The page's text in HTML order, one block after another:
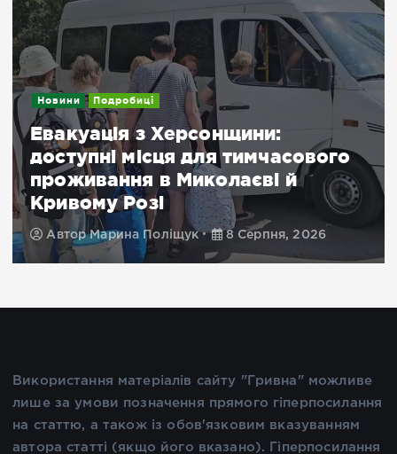
Новини Подробиці
Евакуація з Херсонщини:
доступні місця для тимчасового
проживання в Миколаєві й
Кривому Розі
АвторМарина Поліщук 8 Серпня, 2026
Використання матеріалів сайту "Гривна" можливе
лише за умови позначення прямого гіперпосилання
на статтю, а також із обов'язковим вказуванням
автора статті (якщо його вказано). Гіперпосилання